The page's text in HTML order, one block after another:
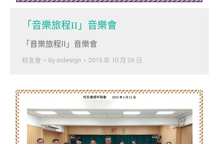
「音樂旅程II」音樂會
「音樂旅程II」音樂會
校友會 By indesign 2015 年 10 月 26 日